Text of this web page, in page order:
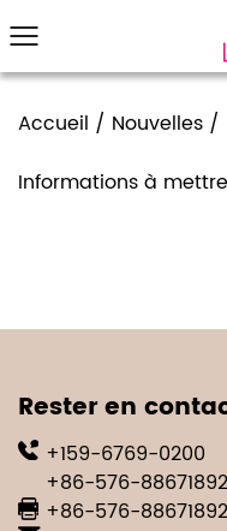
Accueil / Nouvelles /
Informations à
Rester en
+159-6769-0200
+86-576-88671892
+86-576-88671892